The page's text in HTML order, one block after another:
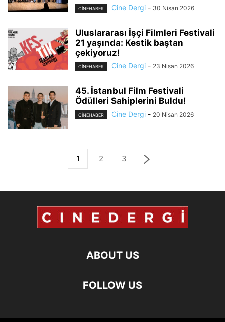
CINEHABER Cine Dergi - 30 Nisan 2026
Uluslararası İşçi Filmleri Festivali
21 yaşında: Kestik baştan
çekiyoruz!
CINEHABER Cine Dergi - 23 Nisan 2026
45. İstanbul Film Festivali
Ödülleri Sahiplerini Buldu!
CINEHABER Cine Dergi - 20 Nisan 2026
1 2 3
ABOUT US
FOLLOW US